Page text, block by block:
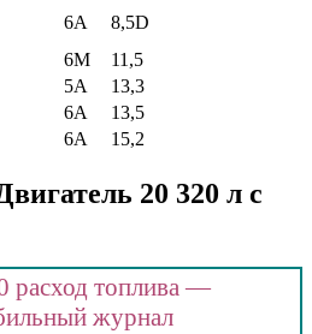
6A
8,5D
6M
11,5
5A
13,3
6A
13,5
6A 15,2
20 320 л с
расход топлива —
журнал